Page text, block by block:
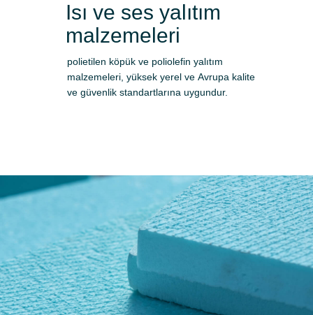
Isı ve ses yalıtım
malzemeleri
polietilen köpük ve poliolefin yalıtım
malzemeleri, yüksek yerel ve Avrupa kalite
ve güvenlik standartlarına uygundur.
Başvuru yap